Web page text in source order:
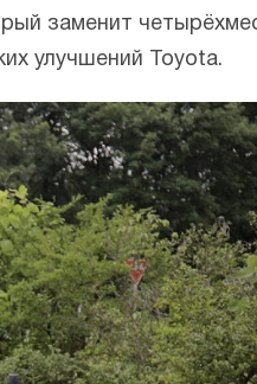
заменит
улучшений Toyota.